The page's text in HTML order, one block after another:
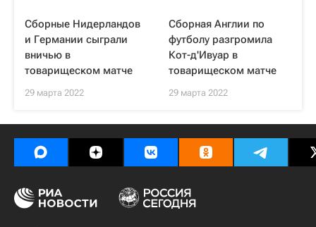
Сборные Нидерландов
и Германии сыграли
вничью в
товарищеском матче
29 марта 2022
Сборная Англии по
футболу разгромила
Кот-д'Ивуар в
товарищеском матче
29 марта 2022